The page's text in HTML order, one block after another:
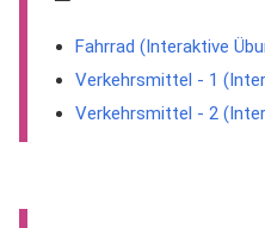
Fahrrad (Interaktive
Verkehrsmittel - 1
Verkehrsmittel - 2